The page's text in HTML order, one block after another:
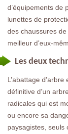
d’équipements de
lunettes de
des chaussures
meilleur d’eux-
Les deux
L’abattage
définitive d’un
radicales qui est
ou encore sa
paysagistes, seuls